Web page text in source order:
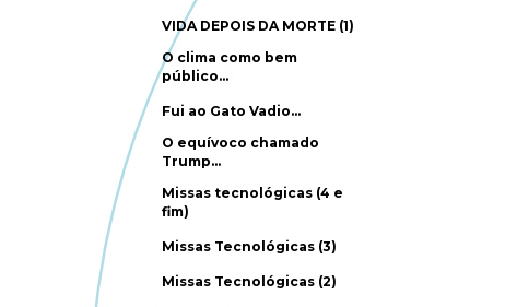
VIDA DEPOIS DA MORTE (1)
O clima como bem
público…
Fui ao Gato Vadio…
O equívoco chamado
Trump…
Missas tecnológicas (4 e
fim)
Missas Tecnológicas (3)
Missas Tecnológicas (2)